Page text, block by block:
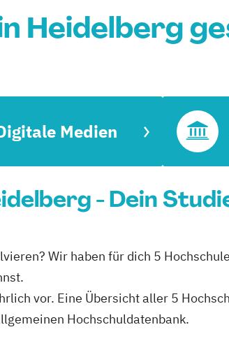
Heidelberg
Medien
- Dein
Wir haben für dich 5
vor. Eine Übersicht aller 5
Hochschuldatenbank.